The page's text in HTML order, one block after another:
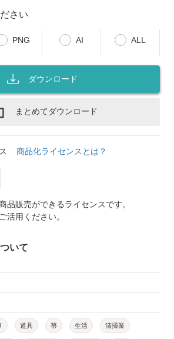
さい
PNG AI ALL
ダウンロード
まとめてダウンロード
商品化ライセンスとは？
品販売ができるライセンスです。
活用ください。
いて
道具 箒 生活 清掃業